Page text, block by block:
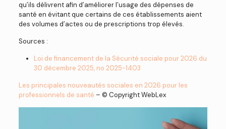
qu’ils délivrent afin d’améliorer l’usage des dépenses de
santé en évitant que certains de ces établissements aient
des volumes d’actes ou de prescriptions trop élevés.
Sources :
Loi de financement de la Sécurité sociale pour 2026 du
30 décembre 2025, no 2025-1403
Les principales nouveautés sociales en 2026 pour les
professionnels de santé – © Copyright WebLex